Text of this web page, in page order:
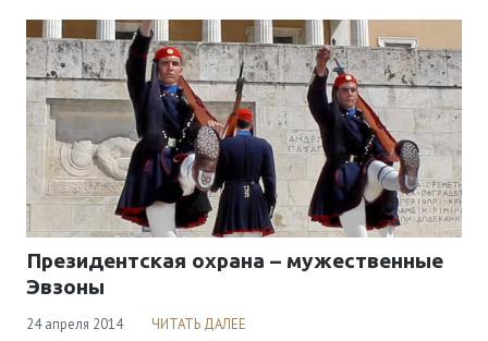
Президентская охрана – мужественные
Эвзоны
24 апреля 2014
ЧИТАТЬ ДАЛЕЕ